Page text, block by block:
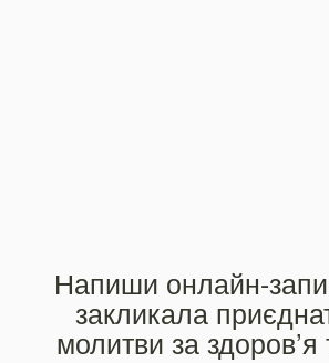
Напиши онлайн-
закликала
молитви за здоров’я